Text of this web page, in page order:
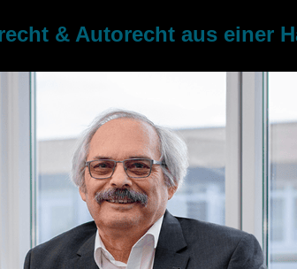
& Autorecht aus einer